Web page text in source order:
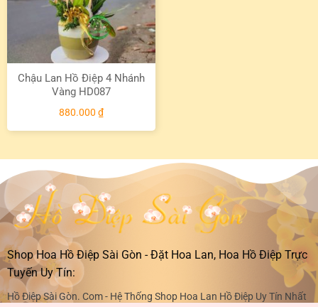
Chậu Lan Hồ Điệp 4 Nhánh
Vàng HD087
880.000 ₫
Shop Hoa Hồ Điệp Sài Gòn - Đặt Hoa Lan, Hoa Hồ Điệp Trực
Tuyến Uy Tín:
Hồ Điệp Sài Gòn. Com - Hệ Thống Shop Hoa Lan Hồ Điệp Uy Tín Nhất